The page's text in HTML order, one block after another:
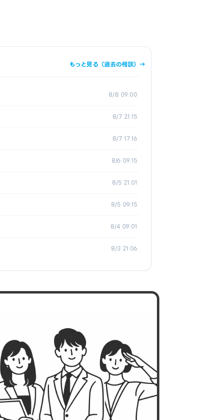
もっと見る（過去の相談）→
8/8 09:00
8/7 21:15
8/7 17:16
8/6 09:15
8/5 21:01
8/5 09:15
8/4 09:01
8/3 21:06